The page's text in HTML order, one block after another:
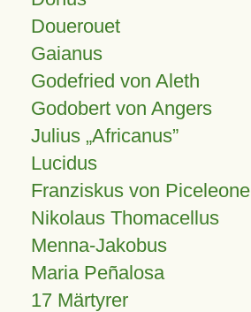
Douerouet
Gaianus
Godefried von Aleth
Godobert von Angers
Julius Africanus
Lucidus
Franziskus von Piceleone
Nikolaus Thomacellus
Menna-Jakobus
Maria Peñalosa
17 Märtyrer